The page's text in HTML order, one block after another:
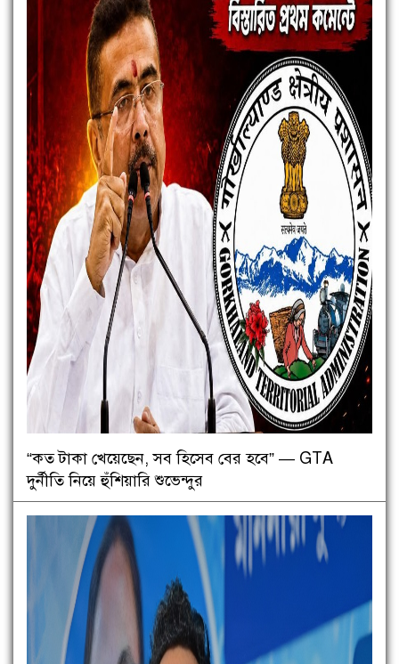
“কত টাকা খেয়েছেন, সব হিসেব বের হবে” — GTA
দুর্নীতি নিয়ে হুঁশিয়ারি শুভেন্দুর